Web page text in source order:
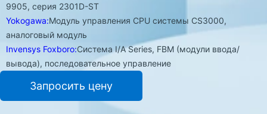
9905, серия 2301D-ST
Yokogawa:Модуль управления CPU системы CS3000,
аналоговый модуль
Invensys Foxboro:Система I/A Series, FBM (модули ввода/
вывода), последовательное управление
Запросить цену